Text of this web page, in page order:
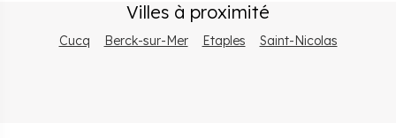
Villes à proximité
Cucq Berck-sur-Mer Etaples Saint-Nicolas